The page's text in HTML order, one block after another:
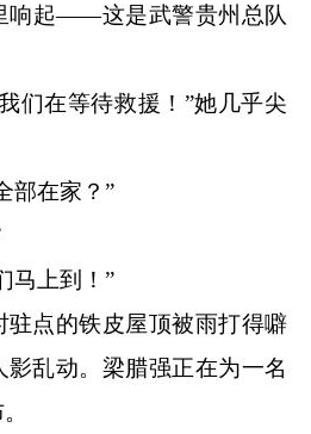
响起——这是武警贵州总队
在等待救援！”她几乎尖
在家？”
上到！”
点的铁皮屋顶被雨打得噼
乱动。梁腊强正在为一名